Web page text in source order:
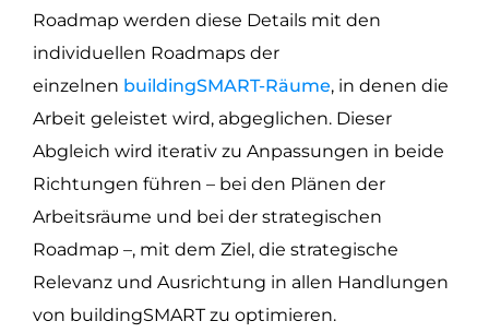
Roadmap werden diese Details mit den
individuellen Roadmaps der
einzelnen buildingSMART-Räume, in denen die
Arbeit geleistet wird, abgeglichen. Dieser
Abgleich wird iterativ zu Anpassungen in beide
Richtungen führen – bei den Plänen der
Arbeitsräume und bei der strategischen
Roadmap –, mit dem Ziel, die strategische
Relevanz und Ausrichtung in allen Handlungen
von buildingSMART zu optimieren.